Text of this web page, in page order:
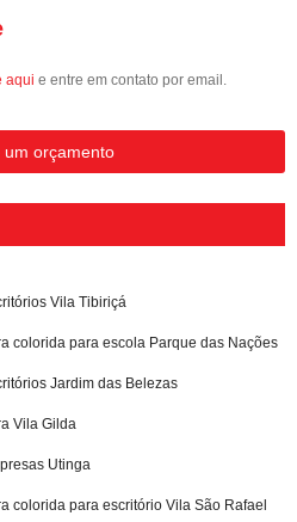
aqui e entre em contato por email.
um orçamento
Vila Tibiriçá
colorida para escola Parque das Nações
Jardim das Belezas
Vila Gilda
Utinga
colorida para escritório Vila São Rafael